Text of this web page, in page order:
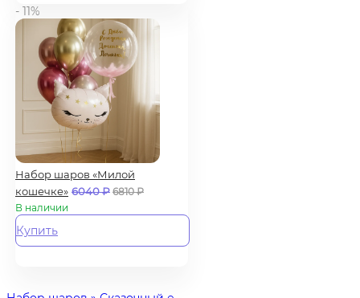
- 11%
Набор шаров «Милой
кошечке» 6040₽ 6810₽
В наличии
Купить